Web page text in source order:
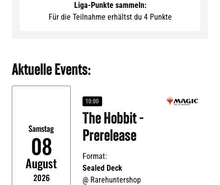
Liga-Punkte sammeln:
Für die Teilnahme erhältst du 4 Punkte
Aktuelle Events:
Samstag
08
August
2026
10:00
The Hobbit -
Prerelease
Format:
Sealed Deck
@ Rarehuntershop